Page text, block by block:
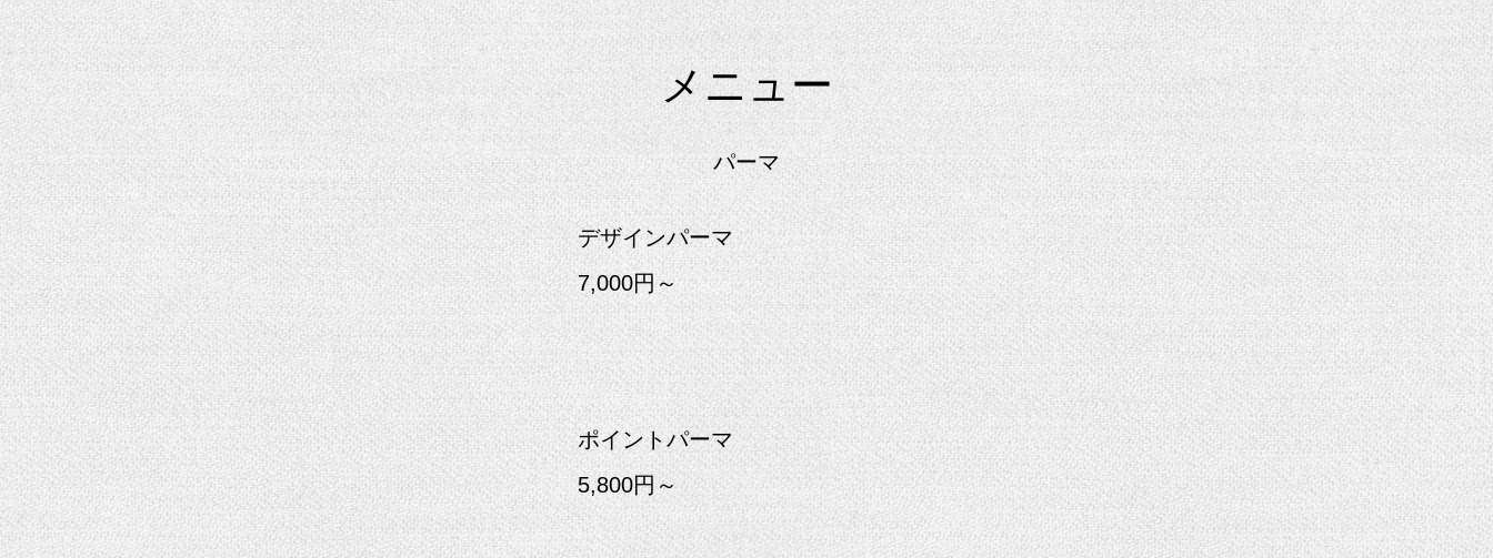
メニュー
パーマ
デザインパーマ
7,000円～
ポイントパーマ
5,800円～